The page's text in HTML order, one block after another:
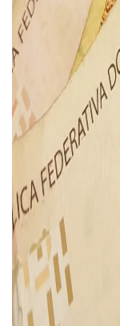
com o
que
sem
13º salário
Para os
9/10, junto
Para os
demais
% do